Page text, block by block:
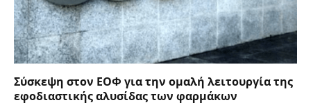
Σύσκεψη στον ΕΟΦ για την ομαλή λειτουργία της
εφοδιαστικής αλυσίδας των φαρμάκων